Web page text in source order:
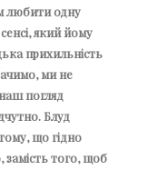
любити одну
який йому
прихильність
ми не
погляд
Блуд
що гідно
того, щоб